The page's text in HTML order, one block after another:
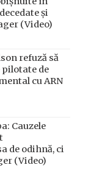
și
(Video)
refuză să
pilotate de
cu ARN
Cauzele
de odihnă, ci
(Video)